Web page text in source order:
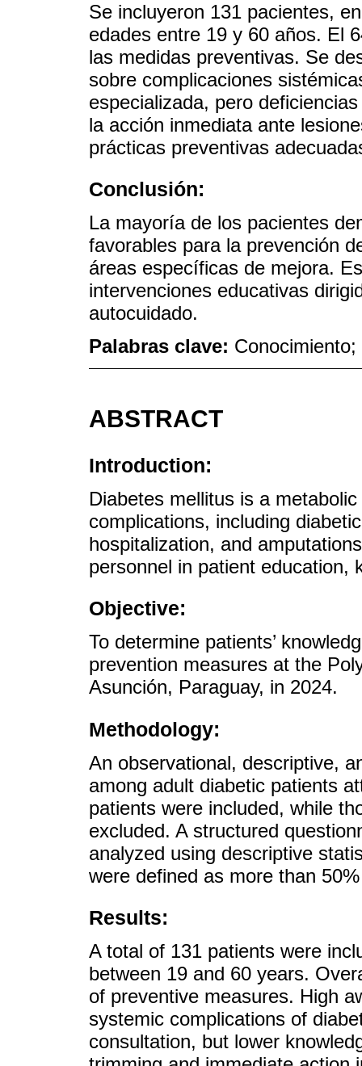
Se incluyeron 131 pacientes,
edades entre 19 y 60 años. El
las medidas preventivas. Se
sobre complicaciones
especializada, pero
la acción inmediata ante
prácticas preventivas
Conclusión:
La mayoría de los pacientes
favorables para la prevención
áreas específicas de mejora.
intervenciones educativas
autocuidado.
Palabras clave:
ABSTRACT
Introduction:
Diabetes mellitus is a
complications, including
hospitalization, and
personnel in patient education,
Objective:
To determine patients’
prevention measures at the
Asunción, Paraguay, in 2024.
Methodology:
An observational, descriptive,
among adult diabetic patients
patients were included, while
excluded. A structured
analyzed using descriptive
were defined as more than
Results:
A total of 131 patients were
between 19 and 60 years.
of preventive measures. High
systemic complications of
consultation, but lower